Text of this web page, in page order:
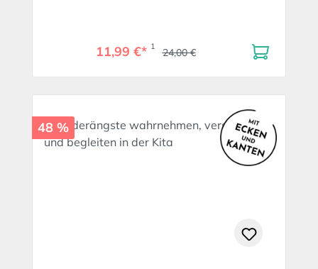
11,99 €* 1 24,00 €
48 %